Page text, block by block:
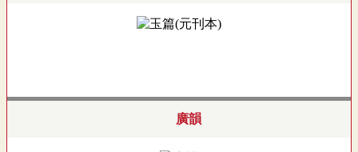
廣韻